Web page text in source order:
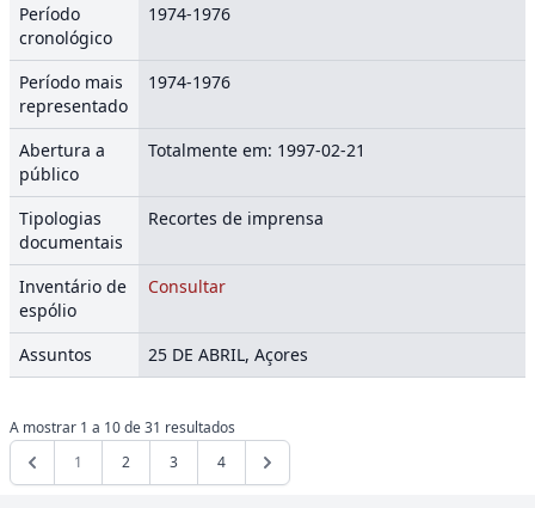
Período
cronológico
1974-1976
Período mais
representado
1974-1976
Abertura a
público
Totalmente em: 1997-02-21
Tipologias
documentais
Recortes de imprensa
Inventário de
espólio
Consultar
Assuntos 25 DE ABRIL, Açores
A mostrar 1 a 10de31 resultados
1
2 3 4